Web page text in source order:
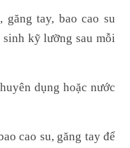
tay, bao cao su
kỹ lưỡng sau mỗi
dụng hoặc nước
cao su, găng tay để